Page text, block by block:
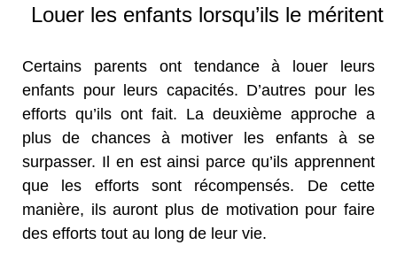
Louer les enfants lorsqu’ils le méritent
Certains parents ont tendance à louer leurs
enfants pour leurs capacités. D’autres pour les
efforts qu’ils ont fait. La deuxième approche a
plus de chances à motiver les enfants à se
surpasser. Il en est ainsi parce qu’ils apprennent
que les efforts sont récompensés. De cette
manière, ils auront plus de motivation pour faire
des efforts tout au long de leur vie.